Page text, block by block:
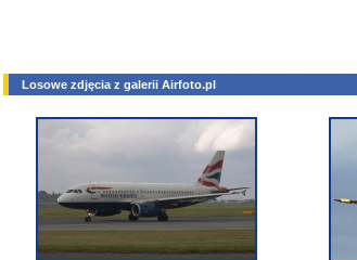
Losowe zdjęcia z galerii Airfoto.pl